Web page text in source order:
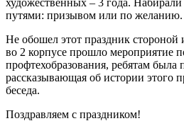
путями: призывом или по желанию.
Не обошел этот праздник
во 2 корпусе прошло мероприятие
профтехобразования, ребятам была
рассказывающая об истории этого
беседа.
Поздравляем с праздником!